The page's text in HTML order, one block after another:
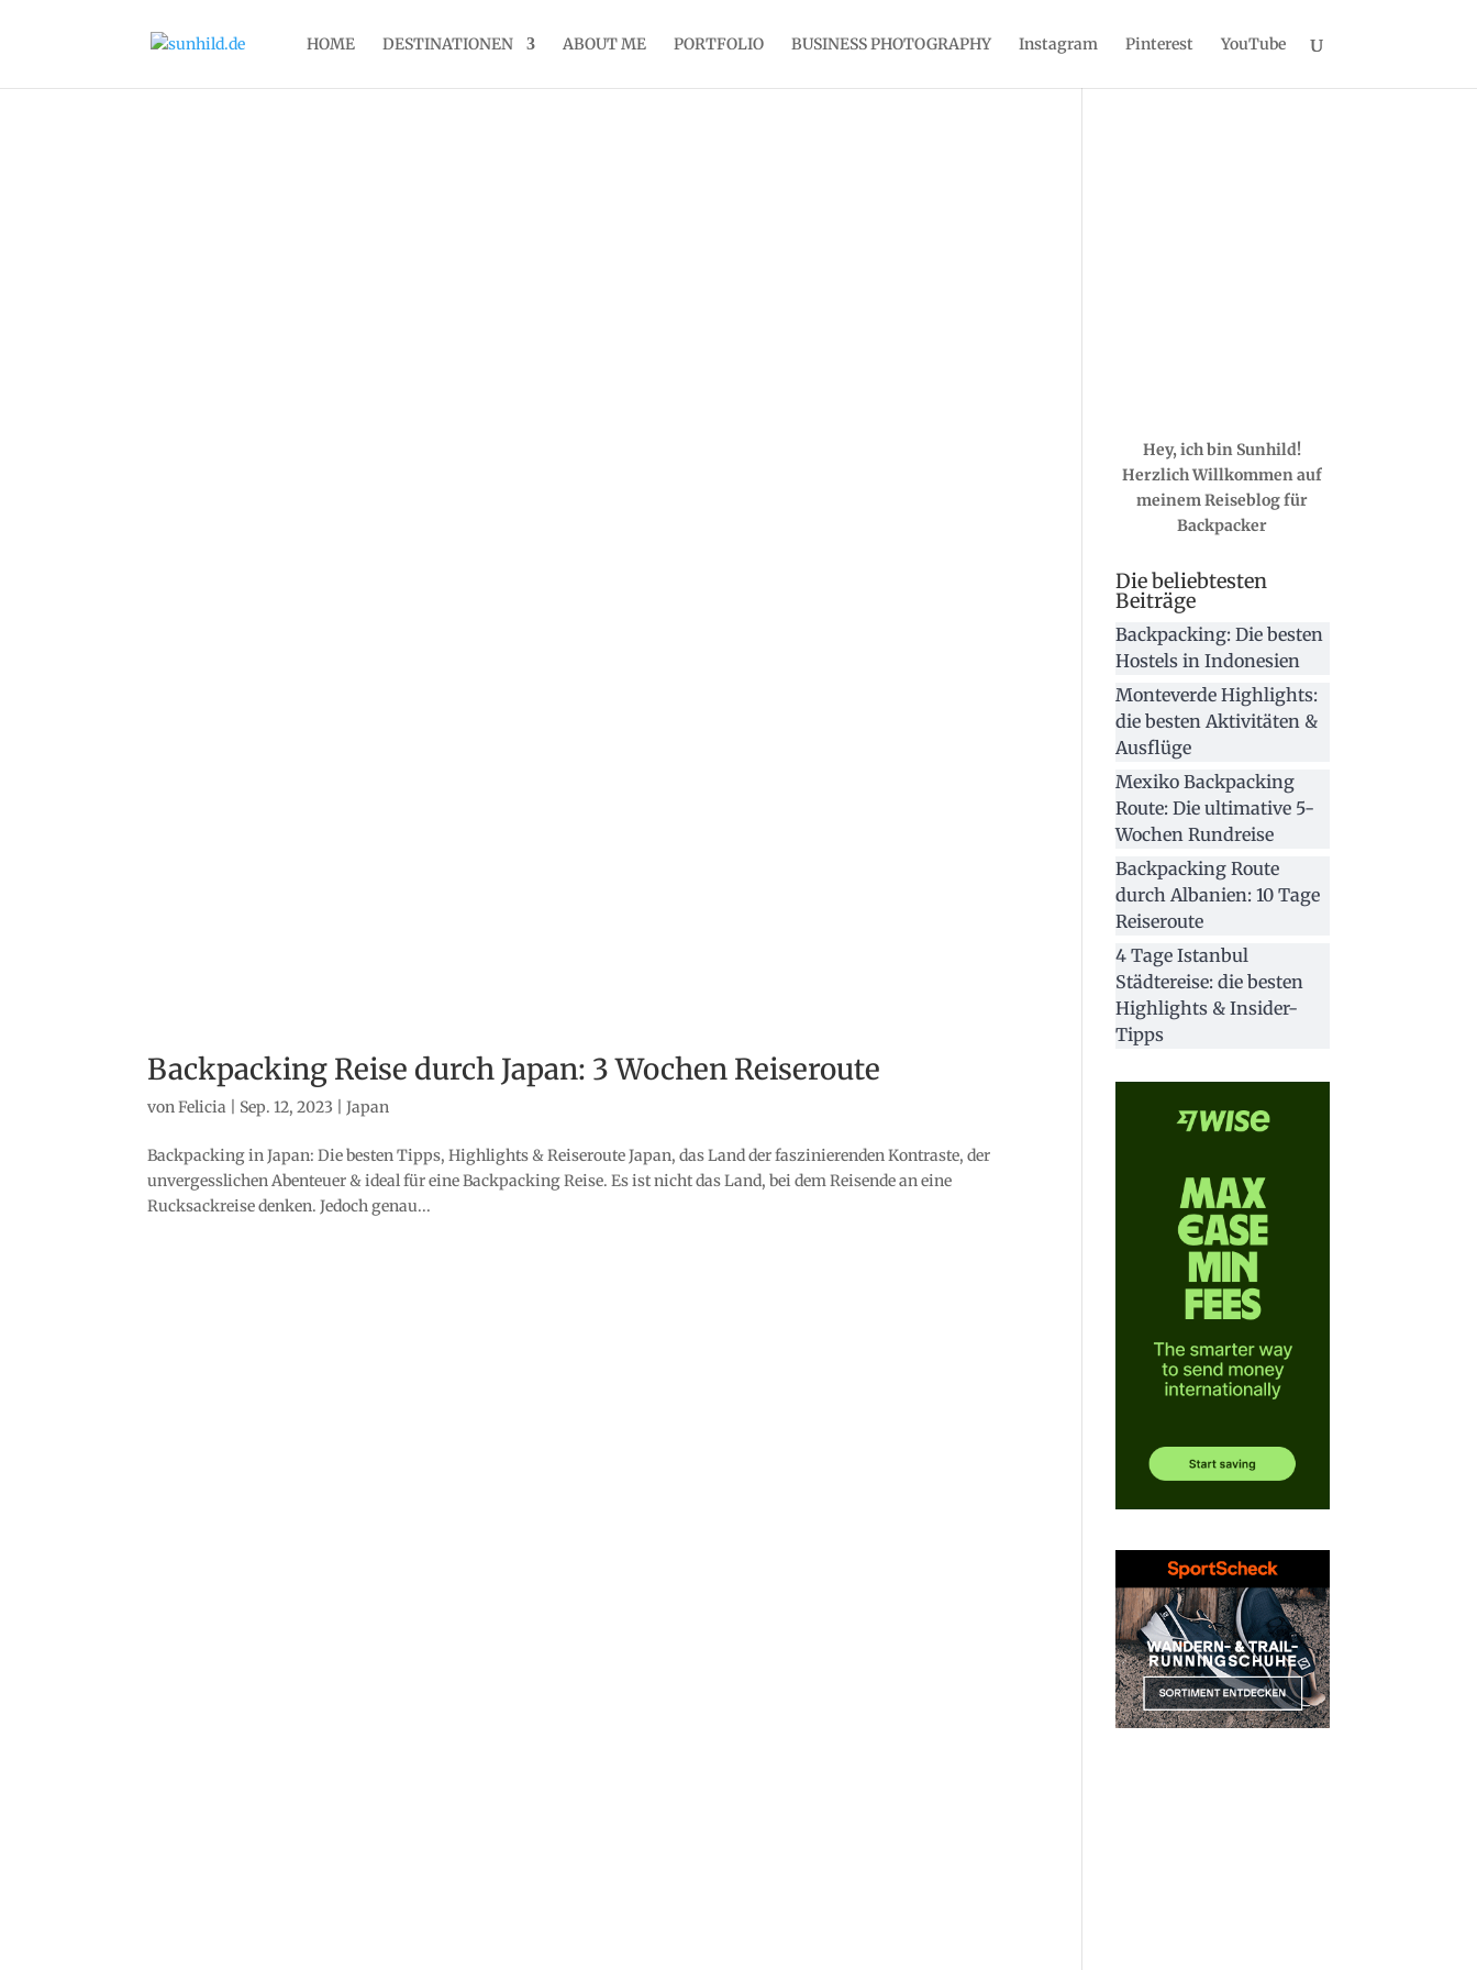
HOME DESTINATIONEN ABOUT ME PORTFOLIO BUSINESS PHOTOGRAPHY Instagram Pinterest YouTube
Backpacking Reise durch Japan: 3 Wochen Reiseroute
vonFelicia Sep. 12, 2023 |Japan
Backpacking in Japan: Die besten Tipps, Highlights & Reiseroute Japan, das Land der faszinierenden Kontraste, der
unvergesslichen Abenteuer & ideal für eine Backpacking Reise. Es ist nicht das Land, bei dem Reisende an eine
Rucksackreise denken. Jedoch genau...
Hey, ich bin Sunhild!
Herzlich Willkommen auf
meinem Reiseblog für
Backpacker
Die beliebtesten
Beiträge
Backpacking: Die besten
Hostels in Indonesien
Monteverde Highlights:
die besten Aktivitäten &
Ausflüge
Mexiko Backpacking
Route: Die ultimative 5-
Wochen Rundreise
Backpacking Route
durch Albanien: 10 Tage
Reiseroute
4 Tage Istanbul
Städtereise: die besten
Highlights & Insider-
Tipps